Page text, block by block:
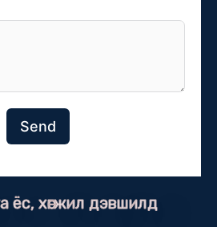
Send
ёс, хөгжил дэвшилд